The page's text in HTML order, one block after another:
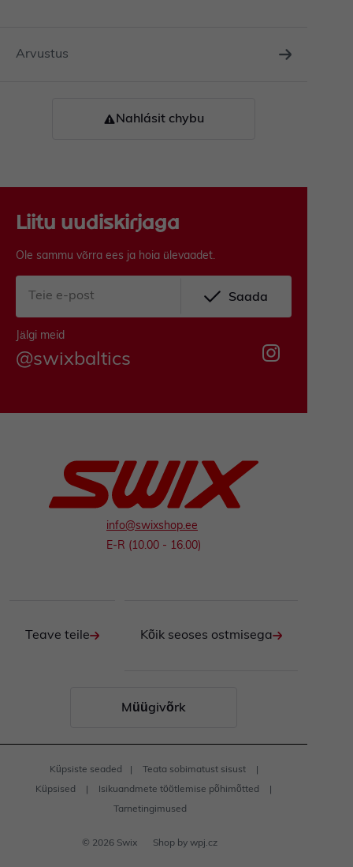
Arvustus
Nahlásit chybu
Liitu uudiskirjaga
Ole sammu võrra ees ja hoia ülevaadet.
Saada
Jälgi meid
@swixbaltics
info@swixshop.ee
E-R (10.00 - 16.00)
Teave teile Kõik seoses ostmisega
Müügivõrk
© 2026 Swix
Küpsiste seaded Teata sobimatust sisust
Küpsised Isikuandmete töötlemise põhimõtted
Tarnetingimused
Shop by wpj.cz